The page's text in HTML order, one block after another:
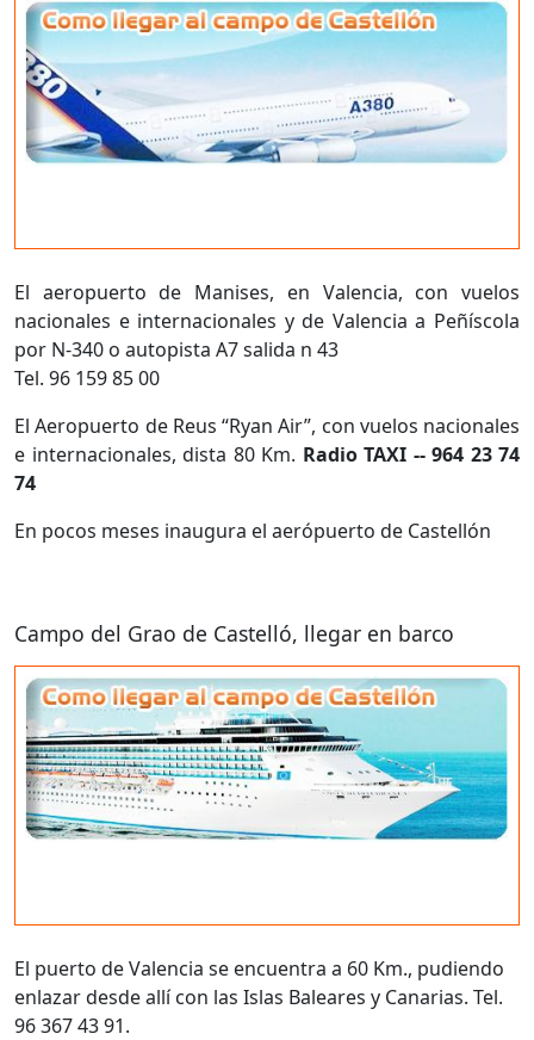
El aeropuerto de Manises, en Valencia, con vuelos
nacionales e internacionales y de Valencia a Peñíscola
por N-340 o autopista A7 salida n 43
Tel. 96 159 85 00
El Aeropuerto de Reus “Ryan Air”, con vuelos nacionales
e internacionales, dista 80 Km. Radio TAXI -- 964 23 74
74
En pocos meses inaugura el aerópuerto de Castellón
Campo del Grao de Castelló, llegar en barco
El puerto de Valencia se encuentra a 60 Km., pudiendo
enlazar desde allí con las Islas Baleares y Canarias. Tel.
96 367 43 91.